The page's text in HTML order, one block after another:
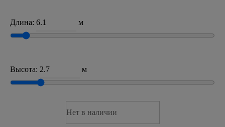
Длина: м
Высота: м
Нет в наличии